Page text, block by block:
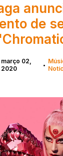
de
março 02,
2020
•